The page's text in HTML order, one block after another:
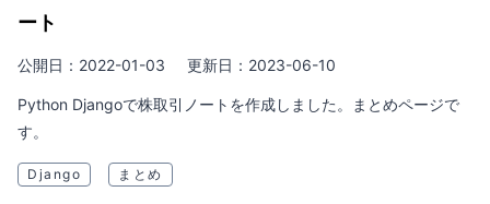
ート
公開日：2022-01-03 更新日：2023-06-10
Python Djangoで株取引ノートを作成しました。まとめページで
す。
Django まとめ